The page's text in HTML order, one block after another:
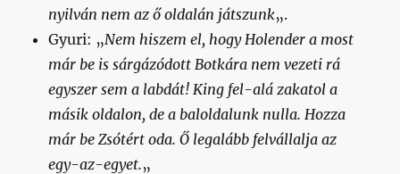
nyilván nem az ő oldalán játszunk„.
Gyuri: „Nem hiszem el, hogy Holender a most
már be is sárgázódott Botkára nem vezeti rá
egyszer sem a labdát! King fel-alá zakatol a
másik oldalon, de a baloldalunk nulla. Hozza
már be Zsótért oda. Ő legalább felvállalja az
egy-az-egyet.„